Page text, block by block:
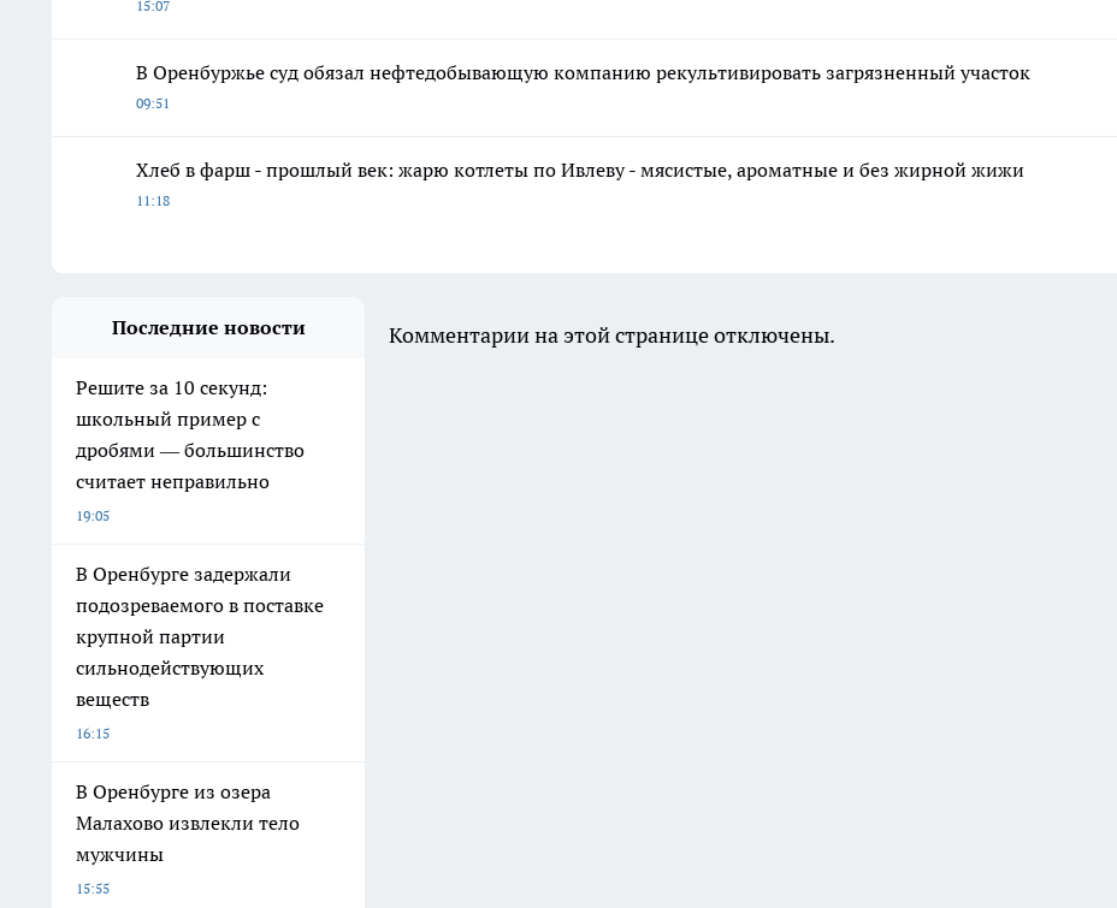
15:07
В Оренбуржье суд обязал нефтедобывающую компанию рекультивировать загрязненный участок
09:51
Хлеб в фарш - прошлый век: жарю котлеты по Ивлеву - мясистые, ароматные и без жирной жижи
11:18
Последние новости
Решите за 10 секунд:
школьный пример с
дробями — большинство
считает неправильно
19:05
В Оренбурге задержали
подозреваемого в поставке
крупной партии
сильнодействующих
веществ
16:15
В Оренбурге из озера
Малахово извлекли тело
мужчины
15:55
Комментарии на этой странице отключены.